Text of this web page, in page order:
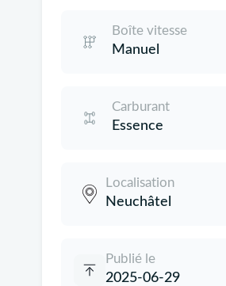
Boîte vitesse
Manuel
Carburant
Essence
Localisation
Neuchâtel
Publié le
2025-06-29